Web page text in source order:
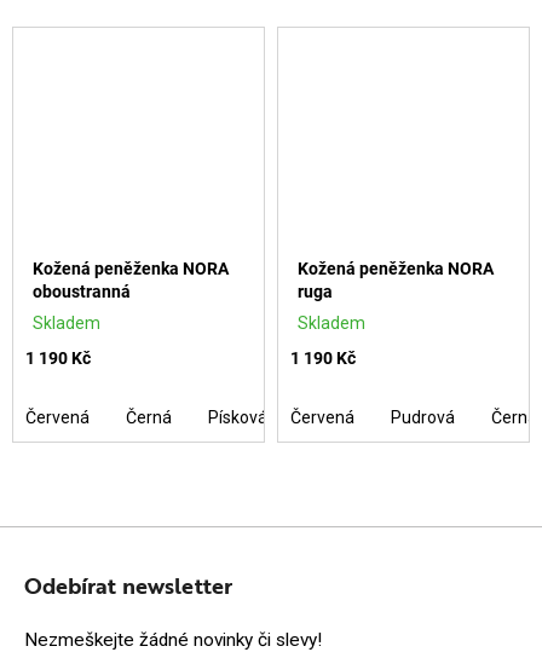
Kožená peněženka NORA
oboustranná
Skladem
1 190 Kč
Červená Černá Písková Cuoio se stříbrem
Kožená peněženka NORA
ruga
Skladem
1 190 Kč
Červená Pudrová Černá
Z
Odebírat newsletter
Nezmeškejte žádné novinky či slevy!